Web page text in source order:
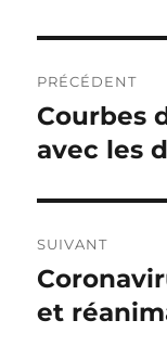
de
l’article
PRÉCÉDENT
Publication
précédente :
Courbes
avec les
SUIVANT
Publication
suivante :
et